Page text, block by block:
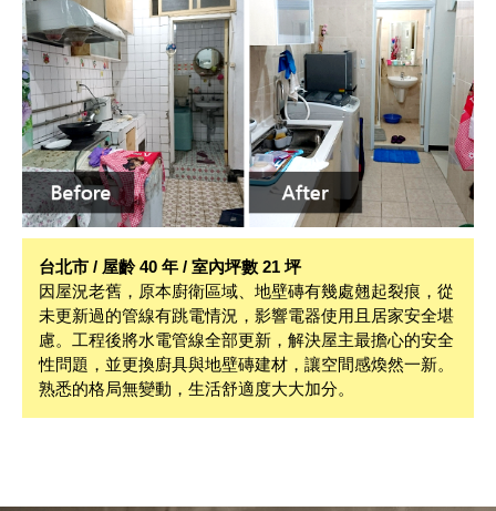
地磚工程
-清理整平地坪，刷水泥漿強化黏著力
-基準線下料打底、鏝刀鏝平
-鋪設磁磚，調整水平，隨時校正
-陰乾養護，填縫處勾縫處理，完 成
後清洗表面
台北市 / 屋齡 40 年 / 室內坪數 21 坪
因屋況老舊，原本廚衛區域、地壁磚有幾處翹起裂痕，從
未更新過的管線有跳電情況，影響電器使用且居家安全堪
慮。工程後將水電管線全部更新，解決屋主最擔心的安全
性問題，並更換廚具與地壁磚建材，讓空間感煥然一新。
熟悉的格局無變動，生活舒適度大大加分。